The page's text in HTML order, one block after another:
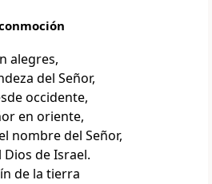
alegres,
del Señor,
occidente,
en oriente,
nombre del Señor,
de Israel.
de la tierra